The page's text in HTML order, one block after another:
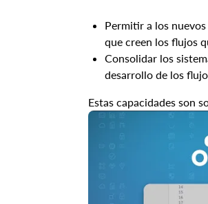
Permitir a los
que creen los flujos
Consolidar los
desarrollo de los
Estas capacidades son